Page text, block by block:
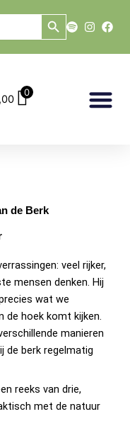
0
Zoekknop
de Berk
veel rijker,
mensen denken. Hij
wat we
de hoek komt kijken.
manieren
de berk regelmatig
reeks van drie,
met de natuur